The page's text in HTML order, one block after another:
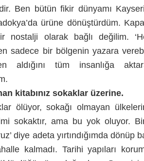
Ben bütün fikir dünyamı
ürüne dönüştürdüm.
nostalji olarak bağlı değilim.
sadece bir bölgenin yazara
aldığını tüm insanlığa
kitabınız sokaklar üzerine.
ölüyor, sokağı olmayan
sokaktır, ama bu yok oluyor.
diye adeta yırtındığımda dönüp
kalmadı. Tarihi yapıları